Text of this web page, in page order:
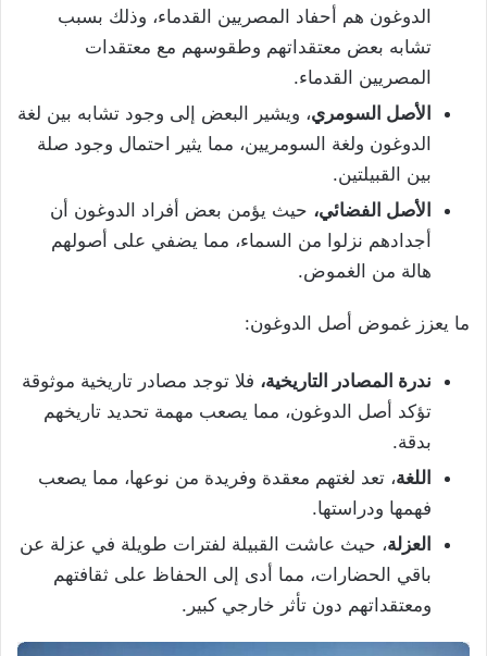
الدوغون هم أحفاد المصريين القدماء، وذلك بسبب
تشابه بعض معتقداتهم وطقوسهم مع معتقدات
المصريين القدماء.
الأصل السومري، ويشير البعض إلى وجود تشابه بين لغة
الدوغون ولغة السومريين، مما يثير احتمال وجود صلة
بين القبيلتين.
الأصل الفضائي، حيث يؤمن بعض أفراد الدوغون أن
أجدادهم نزلوا من السماء، مما يضفي على أصولهم
هالة من الغموض.
ما يعزز غموض أصل الدوغون:
ندرة المصادر التاريخية، فلا توجد مصادر تاريخية موثوقة
تؤكد أصل الدوغون، مما يصعب مهمة تحديد تاريخهم
بدقة.
اللغة، تعد لغتهم معقدة وفريدة من نوعها، مما يصعب
فهمها ودراستها.
العزلة، حيث عاشت القبيلة لفترات طويلة في عزلة عن
باقي الحضارات، مما أدى إلى الحفاظ على ثقافتهم
ومعتقداتهم دون تأثر خارجي كبير.